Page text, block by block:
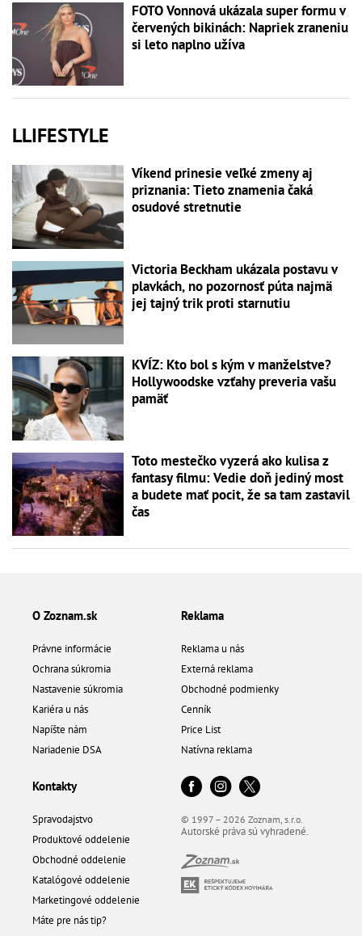
FOTO Vonnová ukázala super formu v
červených bikinách: Napriek zraneniu
si leto naplno užíva
LLIFESTYLE
Víkend prinesie veľké zmeny aj
priznania: Tieto znamenia čaká
osudové stretnutie
Victoria Beckham ukázala postavu v
plavkách, no pozornosť púta najmä
jej tajný trik proti starnutiu
KVÍZ: Kto bol s kým v manželstve?
Hollywoodske vzťahy preveria vašu
pamäť
Toto mestečko vyzerá ako kulisa z
fantasy filmu: Vedie doň jediný most
a budete mať pocit, že sa tam zastavil
čas
O Zoznam.sk
Právne informácie
Ochrana súkromia
Nastavenie súkromia
Kariéra u nás
Napíšte nám
Nariadenie DSA
Reklama
Reklama u nás
Externá reklama
Obchodné podmienky
Cenník
Price List
Natívna reklama
Kontakty
Spravodajstvo
Produktové oddelenie
Obchodné oddelenie
Katalógové oddelenie
Marketingové oddelenie
Máte pre nás tip?
© 1997 – 2026 Zoznam, s.r.o.
Autorské práva sú vyhradené.